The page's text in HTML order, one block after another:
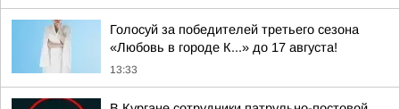
Голосуй за победителей третьего сезона
«Любовь в городе К...» до 17 августа!
13:33